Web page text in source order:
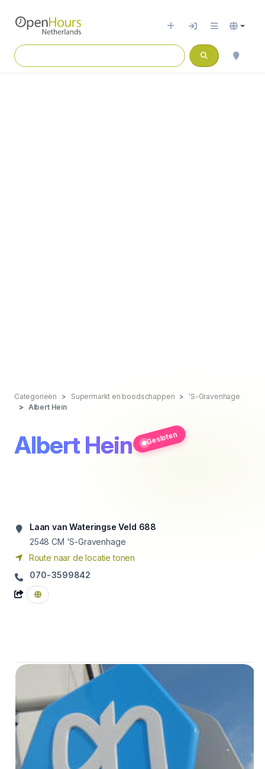
Categorieën Supermarkt en boodschappen
'S-Gravenhage
Albert Hein
Albert Hein Gesloten
Laan van Wateringse Veld 688
2548 CM 'S-Gravenhage
Route naar de locatie tonen
070-3599842